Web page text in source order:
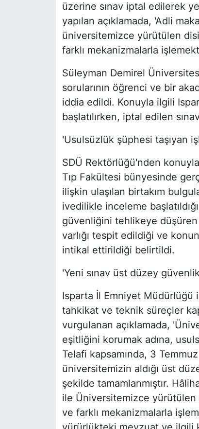
üzerine sınav iptal edilerek
yapılan açıklamada, 'Adli
üniversitemizce yürütülen
farklı mekanizmalarla
Süleyman Demirel
sorularının öğrenci ve bir
iddia edildi. Konuyla ilgili
başlatılırken, iptal edilen
'Usulsüzlük şüphesi taşıyan
SDÜ Rektörlüğü'nden konuyla
Tıp Fakültesi bünyesinde
ilişkin ulaşılan birtakım
ivedilikle inceleme
güvenliğini tehlikeye
varlığı tespit edildiği ve
intikal ettirildiği belirtildi.
'Yeni sınav üst düzey
Isparta İl Emniyet
tahkikat ve teknik süreçler
vurgulanan açıklamada,
eşitliğini korumak adına,
Telafi kapsamında, 3
üniversitemizin aldığı üst
şekilde tamamlanmıştır.
ile Üniversitemizce yürütülen
ve farklı mekanizmalarla